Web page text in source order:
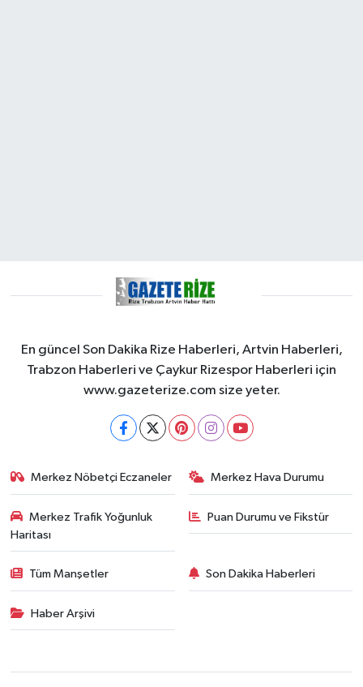
En güncel Son Dakika Rize Haberleri, Artvin Haberleri,
Trabzon Haberleri ve Çaykur Rizespor Haberleri için
www.gazeterize.com size yeter.
Merkez Nöbetçi Eczaneler Merkez Hava Durumu
Merkez Trafik Yoğunluk
Haritası
Puan Durumu ve Fikstür
Tüm Manşetler Son Dakika Haberleri
Haber Arşivi